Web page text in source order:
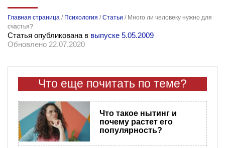
Главная страница / Психология /Статьи / Много ли человеку нужно для
счастья?
Статья опубликована в выпуске 5.05.2009
Обновлено 22.07.2020
Что еще почитать по теме?
Что такое нытинг и
почему растет его
популярность?